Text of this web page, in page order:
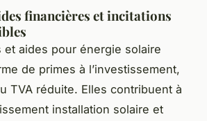
financières et incitations
et aides pour énergie solaire
de primes à l’investissement,
TVA réduite. Elles contribuent à
installation solaire et